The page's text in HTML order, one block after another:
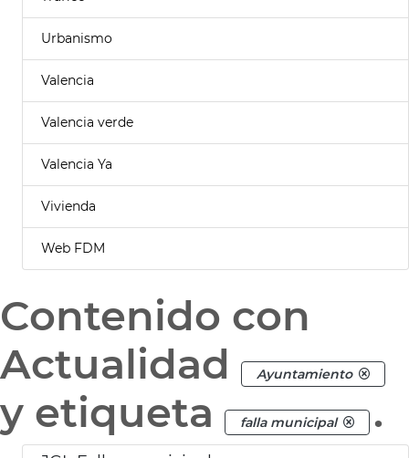
Urbanismo
Valencia
Valencia verde
Valencia Ya
Vivienda
Web FDM
Contenido con
Actualidad
Ayuntamiento
y etiqueta falla municipal .